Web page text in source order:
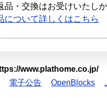
品・交換はお受けいたし
について詳しくはこちら
www.plathome.co.jp/
電子公告 OpenBlocks